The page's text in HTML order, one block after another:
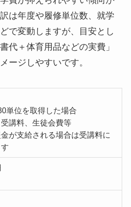
は年度や履修単位数、就学
で変動しますが、目安とし
代＋体育用品などの実費」
ージしやすいです。
単位を取得した場合
講料、生徒会費等
が支給される場合は受講料に